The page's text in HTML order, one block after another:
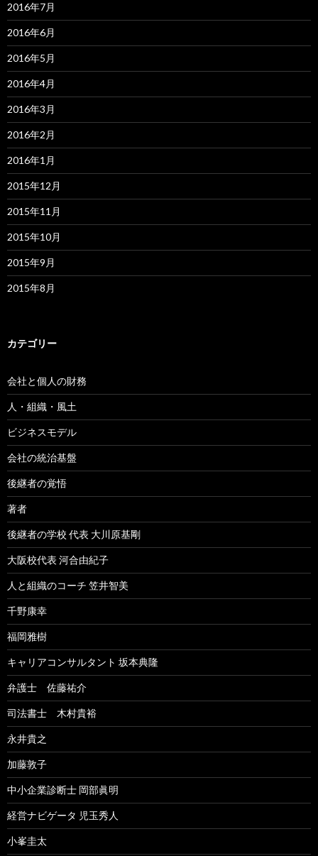
2016年7月
2016年6月
2016年5月
2016年4月
2016年3月
2016年2月
2016年1月
2015年12月
2015年11月
2015年10月
2015年9月
2015年8月
カテゴリー
会社と個人の財務
人・組織・風土
ビジネスモデル
会社の統治基盤
後継者の覚悟
著者
後継者の学校 代表 大川原基剛
大阪校代表 河合由紀子
人と組織のコーチ 笠井智美
千野康幸
福岡雅樹
キャリアコンサルタント 坂本典隆
弁護士 佐藤祐介
司法書士 木村貴裕
永井貴之
加藤敦子
中小企業診断士 岡部眞明
経営ナビゲータ 児玉秀人
小峯圭太